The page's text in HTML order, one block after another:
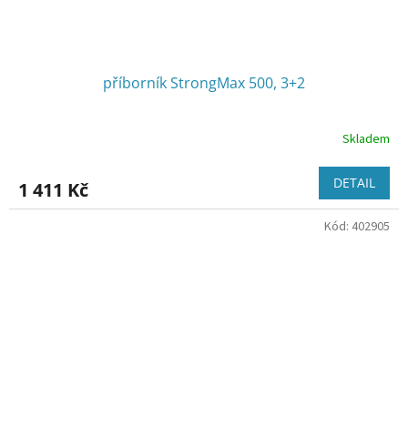
příborník StrongMax 500, 3+2
Skladem
1 411 Kč DETAIL
Kód: 402905